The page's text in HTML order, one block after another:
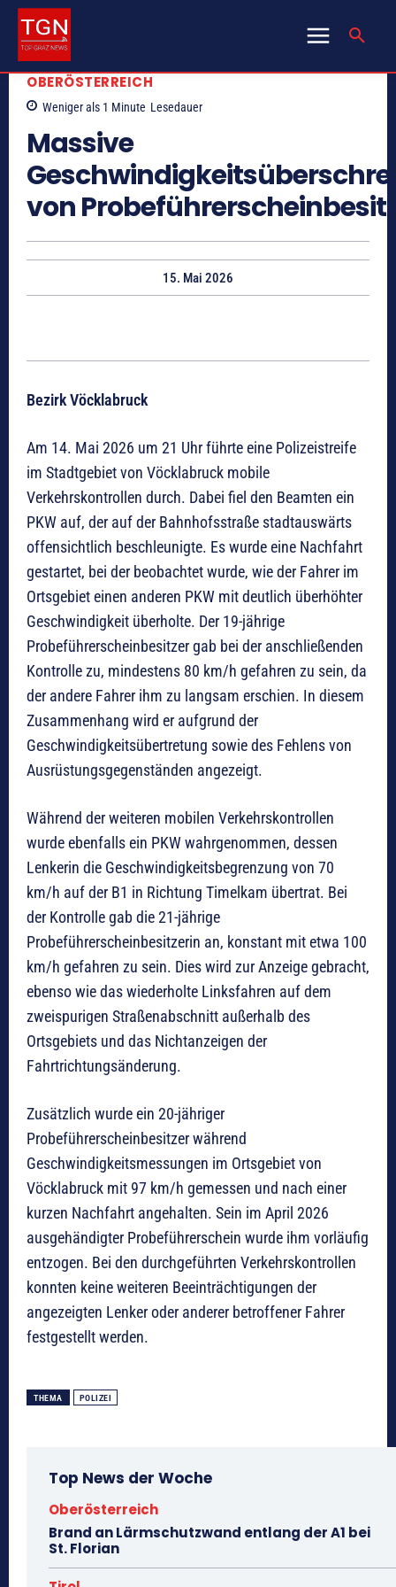
OBERÖSTERREICH
Weniger als 1 Minute Lesedauer
Massive
von
15. Mai 2026
Bezirk Vöcklabruck
Am 14. Mai 2026 um 21 Uhr führte eine Polizeistreife
im Stadtgebiet von Vöcklabruck mobile
Verkehrskontrollen durch. Dabei fiel den Beamten ein
PKW auf, der auf der Bahnhofsstraße stadtauswärts
offensichtlich beschleunigte. Es wurde eine Nachfahrt
gestartet, bei der beobachtet wurde, wie der Fahrer im
Ortsgebiet einen anderen PKW mit deutlich überhöhter
Geschwindigkeit überholte. Der 19-jährige
Probeführerscheinbesitzer gab bei der anschließenden
Kontrolle zu, mindestens 80 km/h gefahren zu sein, da
der andere Fahrer ihm zu langsam erschien. In diesem
Zusammenhang wird er aufgrund der
Geschwindigkeitsübertretung sowie des Fehlens von
Ausrüstungsgegenständen angezeigt.
Während der weiteren mobilen Verkehrskontrollen
wurde ebenfalls ein PKW wahrgenommen, dessen
Lenkerin die Geschwindigkeitsbegrenzung von 70
km/h auf der B1 in Richtung Timelkam übertrat. Bei
der Kontrolle gab die 21-jährige
Probeführerscheinbesitzerin an, konstant mit etwa 100
km/h gefahren zu sein. Dies wird zur Anzeige gebracht,
ebenso wie das wiederholte Linksfahren auf dem
zweispurigen Straßenabschnitt außerhalb des
Ortsgebiets und das Nichtanzeigen der
Fahrtrichtungsänderung.
Zusätzlich wurde ein 20-jähriger
Probeführerscheinbesitzer während
Geschwindigkeitsmessungen im Ortsgebiet von
Vöcklabruck mit 97 km/h gemessen und nach einer
kurzen Nachfahrt angehalten. Sein im April 2026
ausgehändigter Probeführerschein wurde ihm vorläufig
entzogen. Bei den durchgeführten Verkehrskontrollen
konnten keine weiteren Beeinträchtigungen der
angezeigten Lenker oder anderer betroffener Fahrer
festgestellt werden.
THEMA POLIZEI
Top News der Woche
Oberösterreich
Brand an Lärmschutzwand entlang der A1 bei
St. Florian